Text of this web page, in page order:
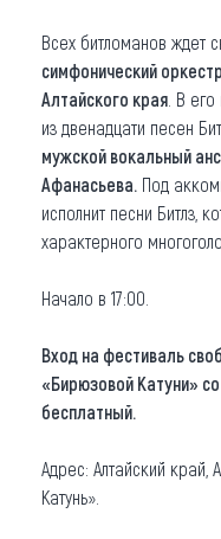
Всех битломанов ждет
симфонический
Алтайского края . В
из двенадцати песен
мужской вокальный
Афанасьева. Под
исполнит песни Битлз,
характерного
Начало в 17:00.
Вход на фестиваль
«Бирюзовой Катуни»
бесплатный.
Адрес: Алтайский край,
Катунь».